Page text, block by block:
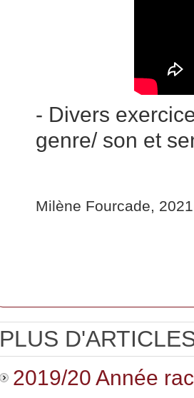
- Divers
genre/ son et
Milène Fourcade, 2021
PLUS
2019/20 Année